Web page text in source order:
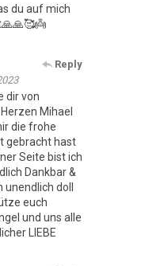
du auf mich
Reply
dir von
Mihael
die frohe
gebracht hast
Seite bist ich
Dankbar &
unendlich doll
euch
und uns alle
LIEBE